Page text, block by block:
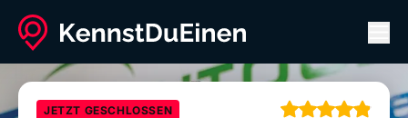
Wintec Autoglas - Reutter GmbH & Co. KG
ANRUFEN NACHRICHT
JETZT GESCHLOSSEN